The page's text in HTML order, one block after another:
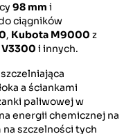
98 mm i
ciągników
, Kubota M9000 z
i innych.
a ściankami
paliwowej w
energii chemicznej na
szczelności tych